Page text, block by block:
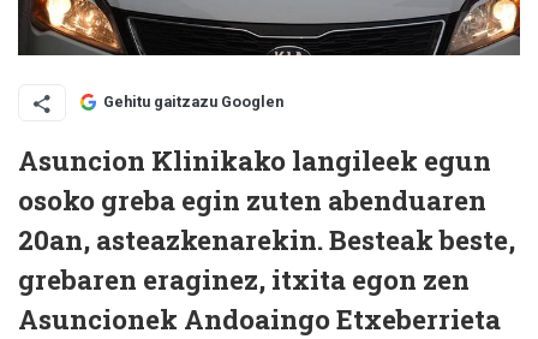
Gehitu gaitzazu Googlen
Asuncion Klinikako langileek egun
osoko greba egin zuten abenduaren
20an, asteazkenarekin. Besteak beste,
grebaren eraginez, itxita egon zen
Asuncionek Andoaingo Etxeberrieta